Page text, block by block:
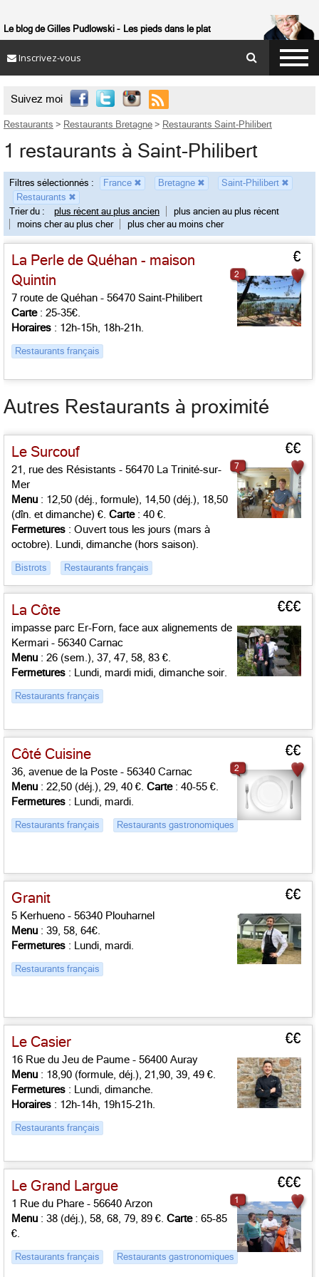
Le blog de Gilles Pudlowski Les pieds dans le plat
Inscrivez-vous
Suivez moi 
Restaurants > Restaurants Bretagne > Restaurants Saint-Philibert
1 restaurants à Saint-Philibert
Filtres sélectionnés : France ✖ Bretagne ✖ Saint-Philibert ✖
Restaurants ✖
Trier du :
plus récent au plus ancien
plus ancien au plus récent
moins cher au plus cher
plus cher au moins cher
La Perle de Quéhan - maison
Quintin
€
7 route de Quéhan - 56470 Saint-Philibert
Carte: 25-35€.
Horaires : 12h-15h, 18h-21h.
2
Restaurants français
Autres Restaurants à proximité
Le Surcouf €€
21, rue des Résistants - 56470 La Trinité-sur-
Mer
Menu : 12,50 (déj., formule), 14,50 (déj.), 18,50
(dîn. et dimanche) €. Carte: 40 €.
Fermetures : Ouvert tous les jours (mars à
octobre). Lundi, dimanche (hors saison).
7
Bistrots Restaurants français
La Côte €€€
impasse parc Er-Forn, face aux alignements de
Kermari - 56340 Carnac
Menu : 26 (sem.), 37, 47, 58, 83 €.
Fermetures : Lundi, mardi midi, dimanche soir.
Restaurants français
Côté Cuisine €€
36, avenue de la Poste - 56340 Carnac
Menu : 22,50 (déj.), 29, 40 €. Carte: 40-55 €.
Fermetures : Lundi, mardi.
2
Restaurants français Restaurants gastronomiques
Granit €€
5 Kerhueno - 56340 Plouharnel
Menu : 39, 58, 64€.
Fermetures : Lundi, mardi.
Restaurants français
Le Casier €€
16 Rue du Jeu de Paume - 56400 Auray
Menu : 18,90 (formule, déj.), 21,90, 39, 49 €.
Fermetures : Lundi, dimanche.
Horaires : 12h-14h, 19h15-21h.
Restaurants français
Le Grand Largue €€€
1 Rue du Phare - 56640 Arzon
Menu : 38 (déj.), 58, 68, 79, 89 €. Carte: 65-85
€.
1
Restaurants français Restaurants gastronomiques